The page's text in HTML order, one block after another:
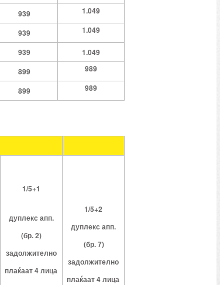
939 1.049
939
1.049
939
1.049
899 989
899 989
1/5+1
дуплексапп.
(бр.2)
задолжително
плаќаат 4 лица
1/5+2
дуплексапп.
(бр.7)
задолжително
плаќаат 4 лица